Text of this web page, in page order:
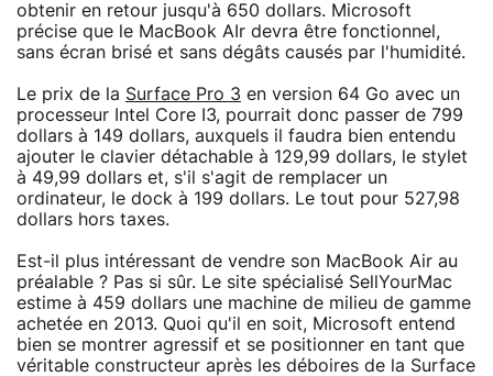
obtenir en retour jusqu'à 650 dollars. Microsoft
précise que le MacBook AIr devra être fonctionnel,
sans écran brisé et sans dégâts causés par l'humidité.
Le prix de la Surface Pro 3 en version 64 Go avec un
processeur Intel Core I3, pourrait donc passer de 799
dollars à 149 dollars, auxquels il faudra bien entendu
ajouter le clavier détachable à 129,99 dollars, le stylet
à 49,99 dollars et, s'il s'agit de remplacer un
ordinateur, le dock à 199 dollars. Le tout pour 527,98
dollars hors taxes.
Est-il plus intéressant de vendre son MacBook Air au
préalable ? Pas si sûr. Le site spécialisé SellYourMac
estime à 459 dollars une machine de milieu de gamme
achetée en 2013. Quoi qu'il en soit, Microsoft entend
bien se montrer agressif et se positionner en tant que
véritable constructeur après les déboires de la Surface